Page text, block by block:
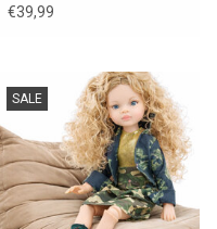
exclusive Minikane
€39,99
SALE